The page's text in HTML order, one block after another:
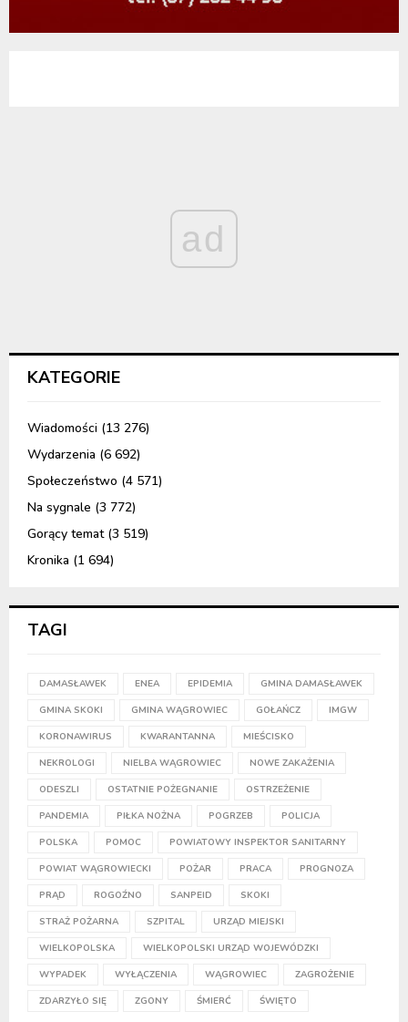
ad
KATEGORIE
Wiadomości (13 276)
Wydarzenia (6 692)
Społeczeństwo (4 571)
Na sygnale (3 772)
Gorący temat(3 519)
Kronika (1 694)
TAGI
DAMASŁAWEK ENEA EPIDEMIA GMINA DAMASŁAWEK
GMINA SKOKI GMINA WĄGROWIEC GOŁAŃCZ IMGW
KORONAWIRUS KWARANTANNA MIEŚCISKO
NEKROLOGI NIELBA WĄGROWIEC NOWE ZAKAŻENIA
ODESZLI OSTATNIE POŻEGNANIE OSTRZEŻENIE
PANDEMIA PIŁKA NOŻNA POGRZEB POLICJA
POLSKA POMOC POWIATOWY INSPEKTOR SANITARNY
POWIAT WĄGROWIECKI POŻAR PRACA PROGNOZA
PRĄD ROGOŹNO SANPEID SKOKI
STRAŻ POŻARNA SZPITAL URZĄD MIEJSKI
WIELKOPOLSKA WIELKOPOLSKI URZĄD WOJEWÓDZKI
WYPADEK WYŁĄCZENIA WĄGROWIEC ZAGROŻENIE
ZDARZYŁO SIĘ ZGONY ŚMIERĆ ŚWIĘTO